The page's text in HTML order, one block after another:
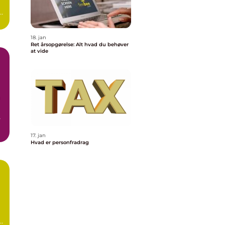
18. jan
Ret årsopgørelse: Alt hvad du behøver
at vide
17. jan
Hvad er personfradrag